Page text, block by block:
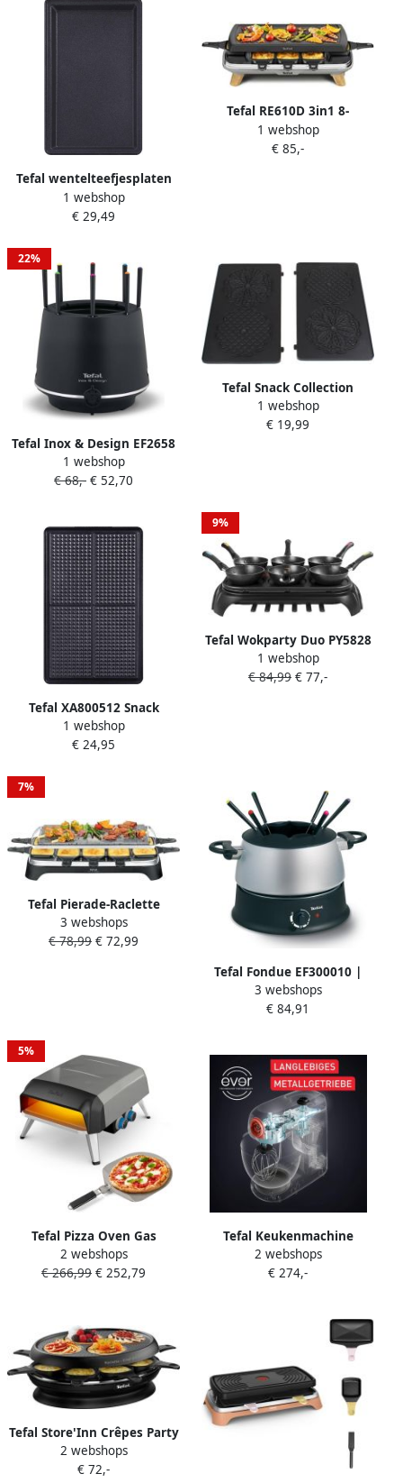
Tefal wentelteefjesplaten
XA8009
1 webshop
€ 29,49
Tefal RE610D 3in1 8-
Persoons Raclette Zwart
RVS Hout
1 webshop
€ 85,-
22%
Tefal Inox & Design EF2658
Elektrische Fonduepan 8
Fonduevorkjes 1.5L Anti-
1 webshop
€ 68,- € 52,70
Tefal Snack Collection
XA800712 Bloemvormige
wafelplaten set van 2
1 webshop
€ 19,99
Tefal XA800512 Snack
Collection Wafelplaten
1 webshop
€ 24,95
9%
Tefal Wokparty Duo PY5828
Wokset 6 Personen Anti-
aanbaklaag Compact Fun
1 webshop
€ 84,99 € 77,-
7%
Tefal Pierade-Raclette
Inox&Design PR457B12 |
Gourmet&Raclette |
3 webshops
€ 78,99 € 72,99
Tefal Fondue EF300010 |
Fonduesets |
Keuken&Koken Fun cooking
3 webshops
€ 84,91
5%
Tefal Pizza Oven Gas
JM412010 | Tuin- en
kampeerspullen |
2 webshops
€ 266,99 € 252,79
Tefal Keukenmachine
QB525B Bake Partner
duurzame metalen
2 webshops
€ 274,-
Tefal Store'Inn Crêpes Party
RE320812 Gourmetset 8
personen
2 webshops
€ 72,-